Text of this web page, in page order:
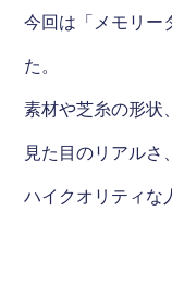
今回は「メモリー
た。
素材や芝糸の形状
見た目のリアルさ
ハイクオリティな